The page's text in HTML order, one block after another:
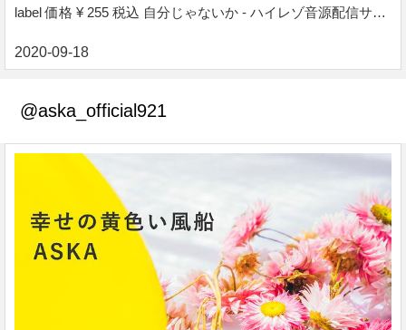
label 価格 ¥ 255 税込 自分じゃないか - ハイレゾ音源配信サイ
アニソン・エレクトロ。様々なジャンルをハイレゾで配信
@aska_official921